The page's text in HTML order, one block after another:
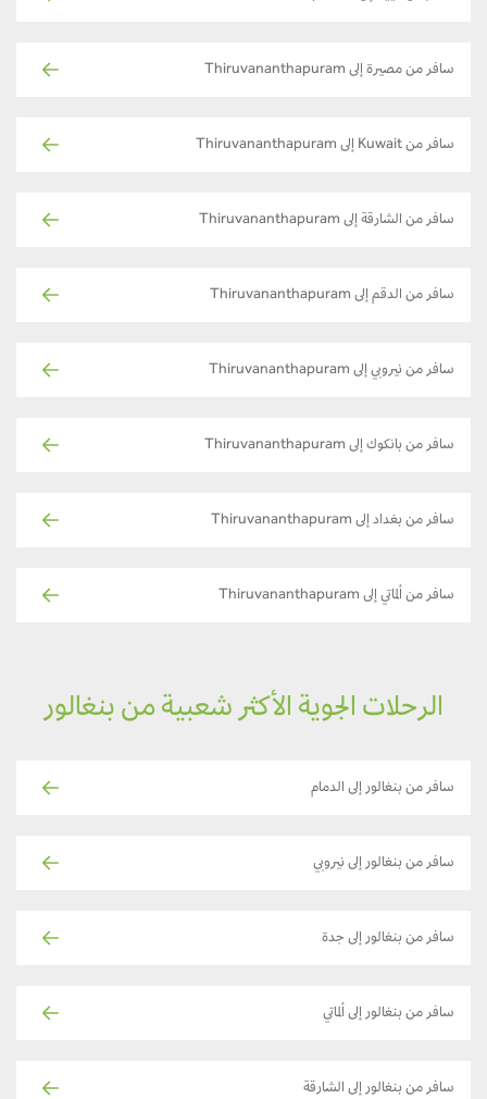
سافر من مصيرة إلى Thiruvananthapuram
سافر من Kuwait إلى Thiruvananthapuram
سافر من الشارقة إلى Thiruvananthapuram
سافر من الدقم إلى Thiruvananthapuram
سافر من نيروبي إلى Thiruvananthapuram
سافر من بانكوك إلى Thiruvananthapuram
سافر من بغداد إلى Thiruvananthapuram
سافر من ألماتي إلى Thiruvananthapuram
الرحلات الجوية الأكثر شعبية من بنغالور
سافر من بنغالور إلى الدمام
سافر من بنغالور إلى نيروبي
سافر من بنغالور إلى جدة
سافر من بنغالور إلى ألماتي
سافر من بنغالور إلى الشارقة